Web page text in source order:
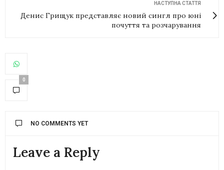
НАСТУПНА СТАТТЯ
Денис Грищук представляє новий сингл про юні
почуття та розчарування
0
NO COMMENTS YET
Leave a Reply